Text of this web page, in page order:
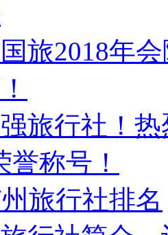
旅2018年
旅行社！
称号！
旅行社排名